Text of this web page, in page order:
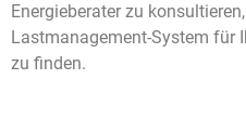
Energieberater zu
Lastmanagement-System für
zu finden.